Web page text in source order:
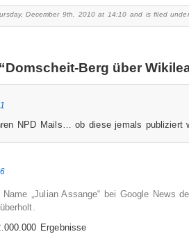
December 9th, 2010 at 14:10 and is filed
Berg über
NPD Mails… ob diese jemals publiziert
Name „Julian Assange“ bei Google News
Ergebnisse